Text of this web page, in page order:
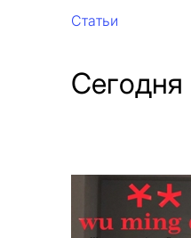
Статьи